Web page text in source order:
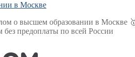
в Москве
о высшем образовании в Москве
без предоплаты по всей России